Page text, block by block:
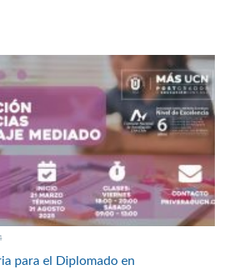
para el Diplomado en